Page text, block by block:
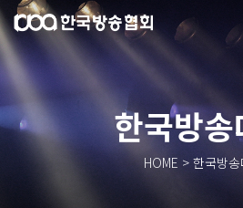
한국방
HOME > 한국방송